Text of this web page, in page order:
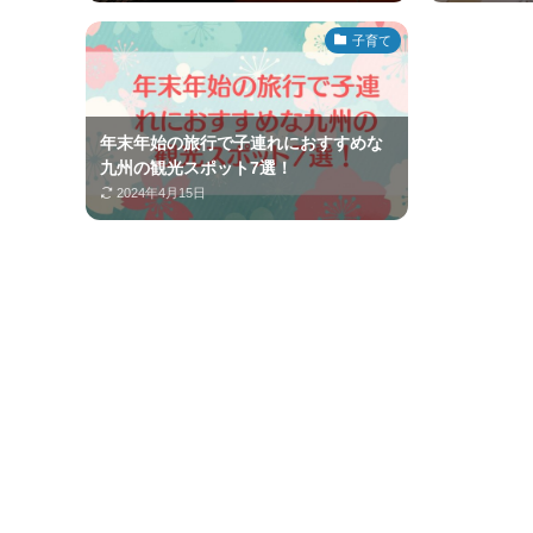
子育て
年末年始の旅行で子連れにおすすめな
九州の観光スポット7選！
2024年4月15日